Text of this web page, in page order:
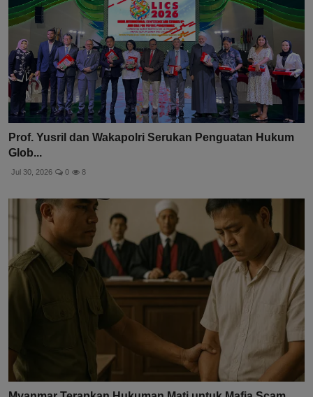
Prof. Yusril dan Wakapolri Serukan Penguatan Hukum
Glob...
Jul 30, 2026 0 8